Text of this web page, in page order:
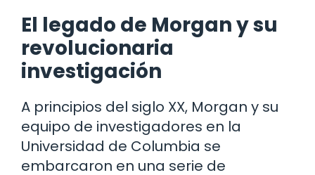
El legado de Morgan y su
revolucionaria
investigación
A principios del siglo XX, Morgan y su
equipo de investigadores en la
Universidad de Columbia se
embarcaron en una serie de